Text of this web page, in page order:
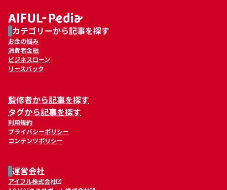
カテゴリーから記事を探す
お金の悩み
消費者金融
ビジネスローン
リースバック
監修者から記事を探す
タグから記事を探す
利用規約
プライバシーポリシー
コンテンツポリシー
運営会社
アイフル株式会社